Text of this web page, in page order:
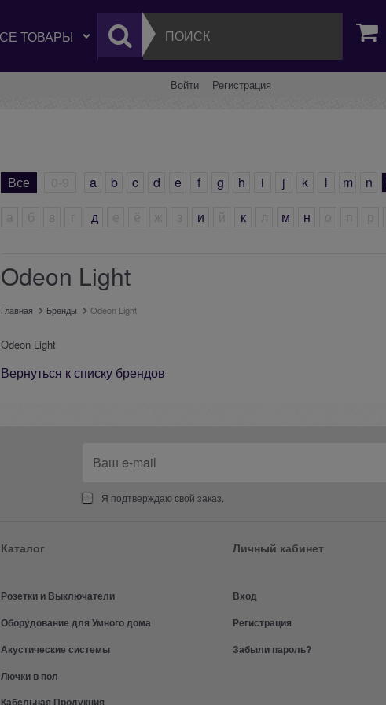
Войти Регистрация
Все a b c d e f g h i j k l m n
д и к м н
Odeon Light
Главная Бренды Odeon Light
Odeon Light
Вернуться к списку брендов
Я подтверждаю свой заказ.
Каталог
Розетки и Выключатели
Оборудование для Умного дома
Акустические системы
Лючки в пол
Кабельная Продукция
Личный кабинет
Вход
Регистрация
Забыли пароль?